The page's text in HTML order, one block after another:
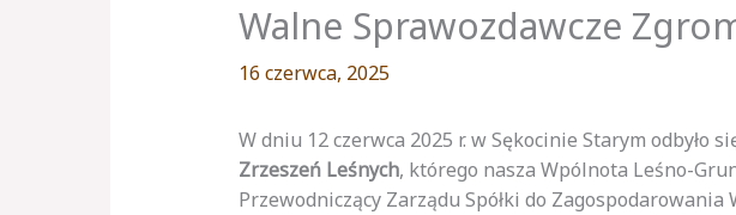
Walne Sprawozdawcze
16 czerwca, 2025
W dniu 12 czerwca 2025 r. w Sękocinie Starym odbyło
Zrzeszeń Leśnych, którego nasza Wpólnota Leśno-
Przewodniczący Zarządu Spółki do